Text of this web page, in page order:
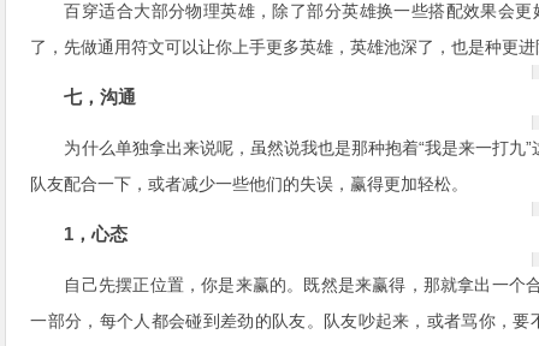
百穿适合大部分物理英雄，除了部分英雄换一些搭配效果会
了，先做通用符文可以让你上手更多英雄，英雄池深了，也是种更
七，沟通
为什么单独拿出来说呢，虽然说我也是那种抱着“我是来一打
队友配合一下，或者减少一些他们的失误，赢得更加轻松。
1，心态
自己先摆正位置，你是来赢的。既然是来赢得，那就拿出一
一部分，每个人都会碰到差劲的队友。队友吵起来，或者骂你，